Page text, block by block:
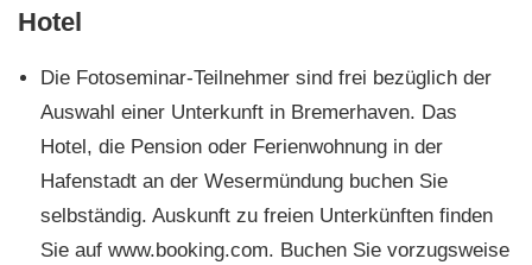
Hotel
Die Fotoseminar-Teilnehmer sind frei bezüglich der
Auswahl einer Unterkunft in Bremerhaven. Das
Hotel, die Pension oder Ferienwohnung in der
Hafenstadt an der Wesermündung buchen Sie
selbständig. Auskunft zu freien Unterkünften finden
Sie auf www.booking.com. Buchen Sie vorzugsweise